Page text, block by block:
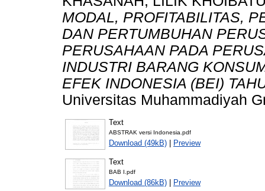
MODAL, PROFITABILITAS,
DAN PERTUMBUHAN
PERUSAHAAN PADA
INDUSTRI BARANG
EFEK INDONESIA (BEI)
Universitas Muhammadiyah
Text
ABSTRAK versi Indonesia.pdf
Download (49kB) | Preview
Text
BAB I.pdf
Download (86kB) | Preview